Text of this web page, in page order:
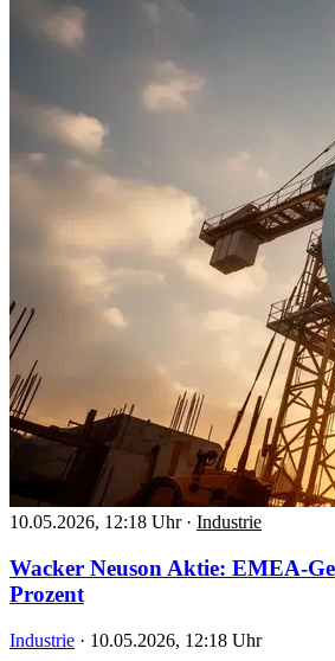
10.05.2026, 12:18 Uhr · Industrie
Wacker Neuson Aktie: EMEA-
Prozent
Industrie · 10.05.2026, 12:18 Uhr